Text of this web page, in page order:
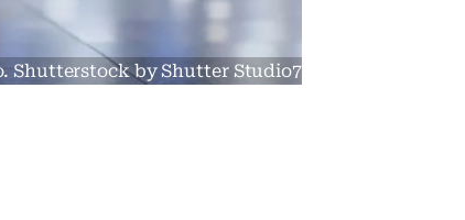
Shutterstock by Shutter Studio7